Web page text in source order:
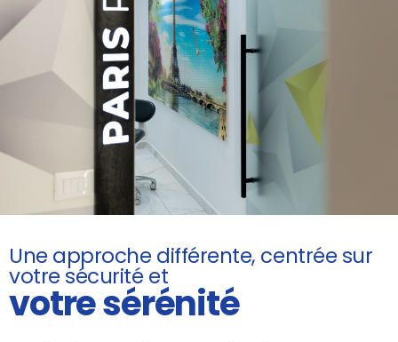
Une approche différente, centrée sur
votre sécurité et
votre sérénité